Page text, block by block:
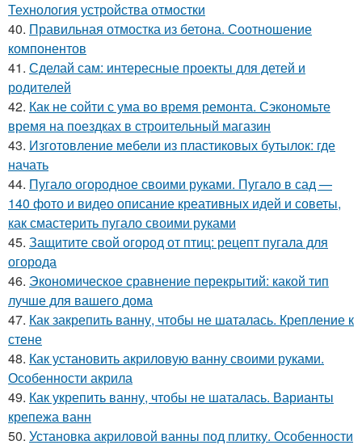
Технология устройства отмостки
40. Правильная отмостка из бетона. Соотношение
компонентов
41. Сделай сам: интересные проекты для детей и
родителей
42. Как не сойти с ума во время ремонта. Сэкономьте
время на поездках в строительный магазин
43. Изготовление мебели из пластиковых бутылок: где
начать
44. Пугало огородное своими руками. Пугало в сад —
140 фото и видео описание креативных идей и советы,
как смастерить пугало своими руками
45. Защитите свой огород от птиц: рецепт пугала для
огорода
46. Экономическое сравнение перекрытий: какой тип
лучше для вашего дома
47. Как закрепить ванну, чтобы не шаталась. Крепление к
стене
48. Как установить акриловую ванну своими руками.
Особенности акрила
49. Как укрепить ванну, чтобы не шаталась. Варианты
крепежа ванн
50. Установка акриловой ванны под плитку. Особенности